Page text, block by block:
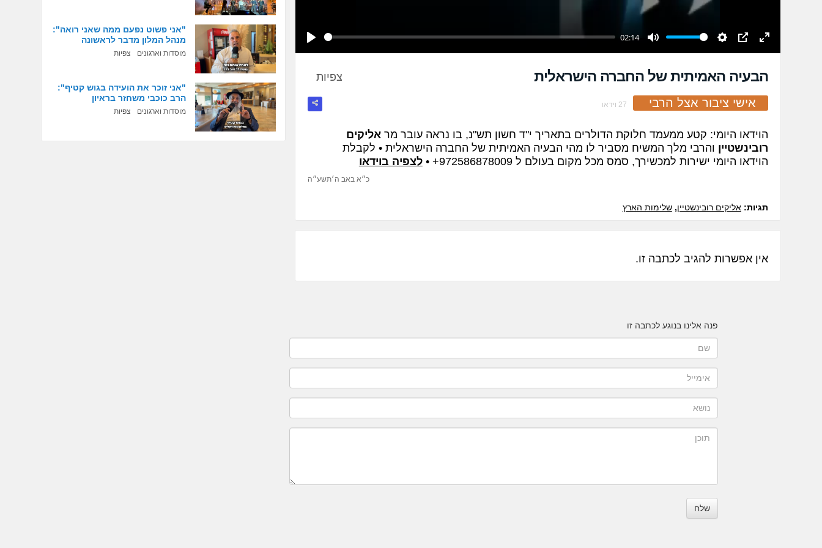
Play
02:14
Mute Settings PIPEnter
הבעיה האמיתית של החברה הישראלית צפיות
אישי ציבור אצל הרבי 27 וידאו
הוידאו היומי: קטע ממעמד חלוקת הדולרים בתאריך י"ד חשון תש"נ, בו נראה עובר מראליקים
רובינשטיין והרבי מלך המשיח מסביר לו מהי הבעיה האמיתית של החברה הישראלית • לקבלת
הוידאו היומי ישירות למכשירך, סמס מכל מקום בעולם ל 972586878009+ •
לצפיה בוידאו
כ״א באב ה׳תשע״ה
תגיות:אליקים רובינשטיין,שלימות הארץ
אין אפשרות להגיב לכתבה זו.
"אני פשוט נפעם ממה שאני רואה":
מנהל המלון מדבר לראשונה
מוסדות וארגונים צפיות
"אני זוכר את הועידה בגוש קטיף":
הרב כוכבי משחזר בראיון
מוסדות וארגונים צפיות
פנה אלינו בנוגע לכתבה זו
שלח